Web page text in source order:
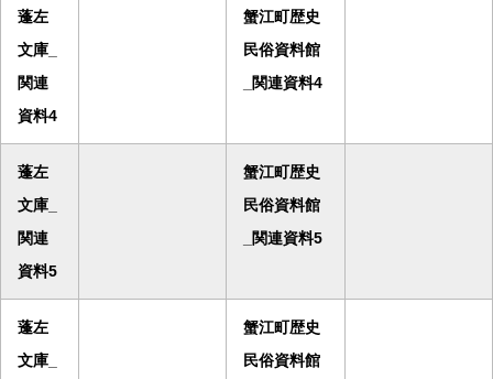
蓬左
文庫_
関連
資料4
蟹江町歴史
民俗資料館
_関連資料4
蓬左
文庫_
関連
資料5
蟹江町歴史
民俗資料館
_関連資料5
蓬左
文庫_
蟹江町歴史
民俗資料館